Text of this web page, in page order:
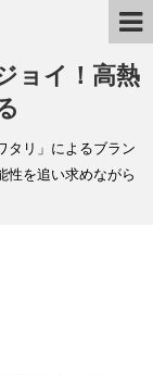
ョイ！高熱
タリ」によるブラン
を追い求めながら